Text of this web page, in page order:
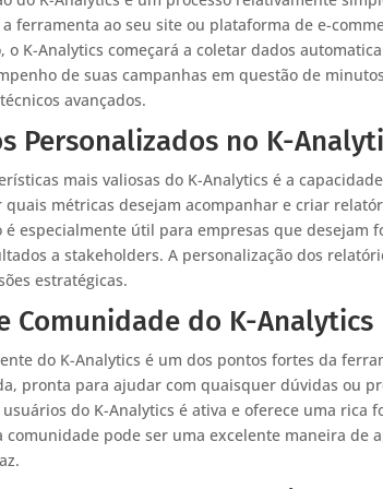
ferramenta ao seu site ou plataforma de e-
o K-Analytics começará a coletar dados
de suas campanhas em questão de
avançados.
Personalizados no K-
mais valiosas do K-Analytics é a
quais métricas desejam acompanhar e criar
é especialmente útil para empresas que desejam
a stakeholders. A personalização dos
estratégicas.
Comunidade do K-Analytics
do K-Analytics é um dos pontos fortes da
pronta para ajudar com quaisquer dúvidas ou
do K-Analytics é ativa e oferece uma rica
comunidade pode ser uma excelente maneira de